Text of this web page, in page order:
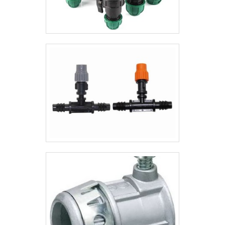
quais o Grupo Aparecida Tubos e
Conexões de Aço é a melhor escolha
quando buscar por tubo mecânico aço
inox: Comprometida com os serviços;
Inovadora; Segura. GARANTIA DE
QUALIDADE COMPROVADASomente no
Grupo Aparecida Tubos e Conexões de
Aço tem tudo que se precisa para tubo
centrifugados em aço inox e ligas especiais
e tubos mecânicos trepanados em aços
especiais.É comprometida com os serviços
e responsável, qualificações possíveis
pelo fato de a empresa possuir escritório
de alta qualidade onde são realizadas as
atividades e equipamentos de última